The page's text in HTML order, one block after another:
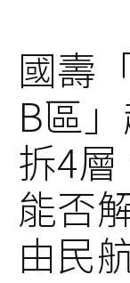
國壽
B區
拆4
能否
由民